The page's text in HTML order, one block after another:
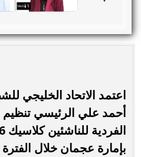
اعتمد الاتحاد الخليجي
أحمد علي الرئيسي تنظيم